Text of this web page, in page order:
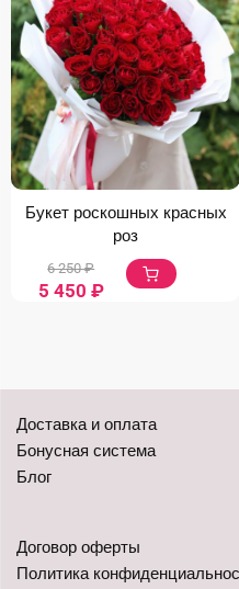
Букет роскошных красных
роз
5 450 ₽
6 250₽
Доставка и оплата
Бонусная система
Блог
Договор оферты
Политика